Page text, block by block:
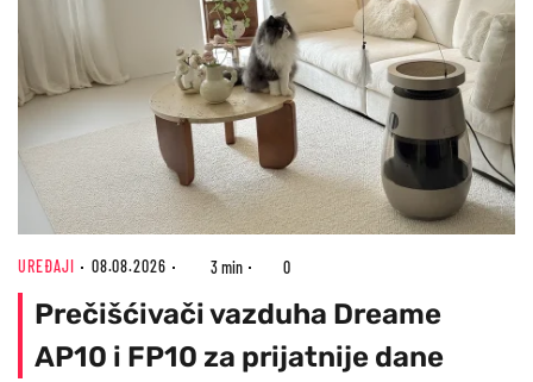
UREĐAJI 08.08.2026 3 min 0
Prečišćivači vazduha Dreame
AP10 i FP10 za prijatnije dane